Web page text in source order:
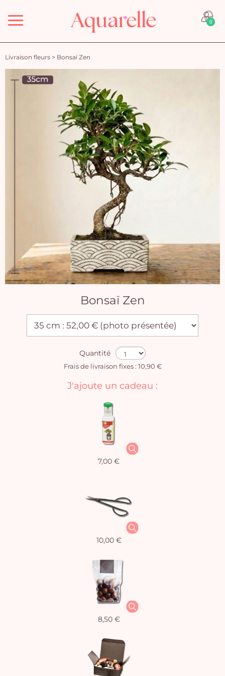
Menu 0
Livraison fleurs > Bonsaï Zen
Bonsaï Zen
Quantité
Frais de livraison fixes : 10,90 €
J'ajoute un cadeau :
7,00 €
10,00 €
8,50 €